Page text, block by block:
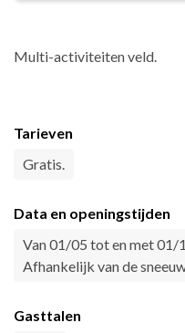
Multi-activiteiten veld.
Tarieven
Gratis.
Data en openingstijden
Van 01/05 tot en met 01/
Afhankelijk van de
Gasttalen